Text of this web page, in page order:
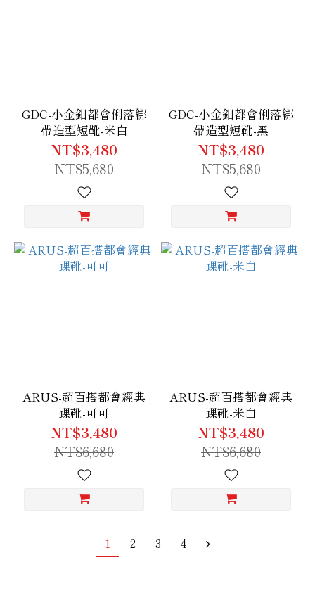
GDC-小金釦都會俐落綁
帶造型短靴-米白
NT$3,480
NT$5,680
GDC-小金釦都會俐落綁
帶造型短靴-黑
NT$3,480
NT$5,680
ARUS-超百搭都會經典
踝靴-可可
NT$3,480
NT$6,680
ARUS-超百搭都會經典
踝靴-米白
NT$3,480
NT$6,680
1 2 3 4